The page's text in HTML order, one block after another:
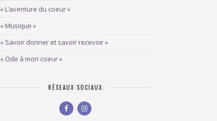
« L’aventure du coeur »
« Musique »
« Savoir donner et savoir recevoir »
« Ode à mon coeur »
RÉSEAUX SOCIAUX